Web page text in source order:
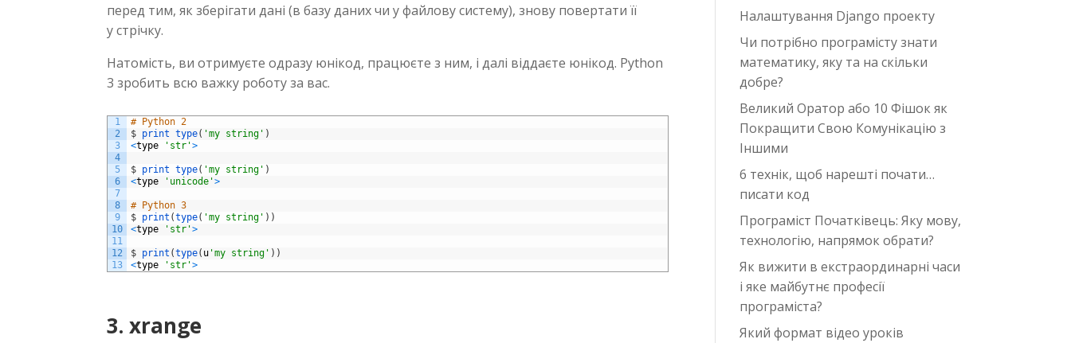
перед тим, як зберігати дані (в базу даних чи у файлову систему), знову повертати її
у стрічку.
Натомість, ви отримуєте одразу юнікод, працюєте з ним, і далі віддаєте юнікод. Python
3 зробить всю важку роботу за вас.
1
2
3
4
5
6
7
8
9
10
11
12
13
# Python 2
$ print type( 'my string' )
<type 'str'>
$ print type( 'my string' )
<type 'unicode'>
# Python 3
$ print (type( 'my string' ) )
<type 'str'>
$ print (type( u 'my string' ) )
<type 'str'>
3. xrange
Налаштування Django проекту
Чи потрібно програмісту знати
математику, яку та на скільки
добре?
Великий Оратор або 10 Фішок як
Покращити Свою Комунікацію з
Іншими
6 технік, щоб нарешті почати…
писати код
Програміст Початківець: Яку мову,
технологію, напрямок обрати?
Як вижити в екстраординарні часи
i яке майбутнє професії
програміста?
Який формат відео уроків